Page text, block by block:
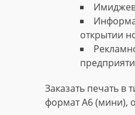
открытии
Заказать печать
формат А6 (мини),